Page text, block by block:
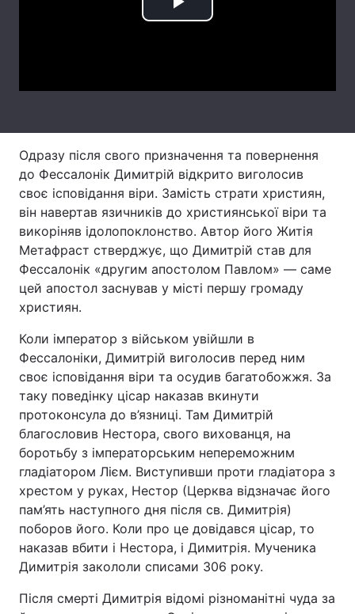
Play
Одразу після свого призначення та повернення
до Фессалонік Димитрій відкрито виголосив
своє ісповідання віри. Замість страти християн,
він навертав язичників до християнської віри та
викоріняв ідолопоклонство. Автор його Житія
Метафраст стверджує, що Димитрій став для
Фессалонік «другим апостолом Павлом» — саме
цей апостол заснував у місті першу громаду
християн.
Коли імператор з військом увійшли в
Фессалоніки, Димитрій виголосив перед ним
своє ісповідання віри та осудив багатобожжя. За
таку поведінку цісар наказав вкинути
протоконсула до в’язниці. Там Димитрій
благословив Нестора, свого вихованця, на
боротьбу з імператорським непереможним
гладіатором Лієм. Виступивши проти гладіатора з
хрестом у руках, Нестор (Церква відзначає його
пам’ять наступного дня після св. Димитрія)
поборов його. Коли про це довідався цісар, то
наказав вбити і Нестора, і Димитрія. Мученика
Димитрія закололи списами 306 року.
Після смерті Димитрія відомі різноманітні чуда за